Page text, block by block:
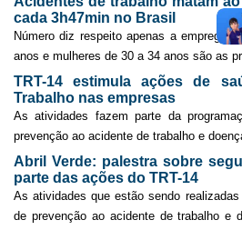
cada 3h47min no Brasil
Número diz respeito apenas a empregos
anos e mulheres de 30 a 34 anos são as
TRT-14 estimula ações de
Trabalho nas empresas
As atividades fazem parte da
prevenção ao acidente de trabalho e
Abril Verde: palestra sobre
parte das ações do TRT-14
As atividades que estão sendo
de prevenção ao acidente de trabalho e